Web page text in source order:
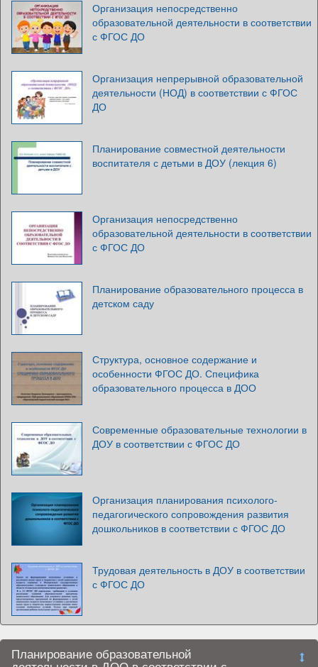
Организация непосредственно
образовательной деятельности в соответствии
с ФГОС ДО
Организация непрерывной образовательной
деятельности (НОД) в соответствии с ФГОС
ДО
Планирование совместной деятельности
воспитателя с детьми в ДОУ (лекция 6)
Организация непосредственно
образовательной деятельности в соответствии
с ФГОС ДО
Планирование образовательного процесса в
детском саду
Структура, основное содержание и
особенности ФГОС ДО. Специфика
образовательного процесса в ДОО
Современные образовательные технологии в
ДОУ в соответствии с ФГОС ДО
Организация планирования психолого-
педагогического сопровождения развития
дошкольников в соответствии с ФГОС ДО
Трудовая деятельность в ДОУ в соответствии
с ФГОС ДО
Планирование образовательной